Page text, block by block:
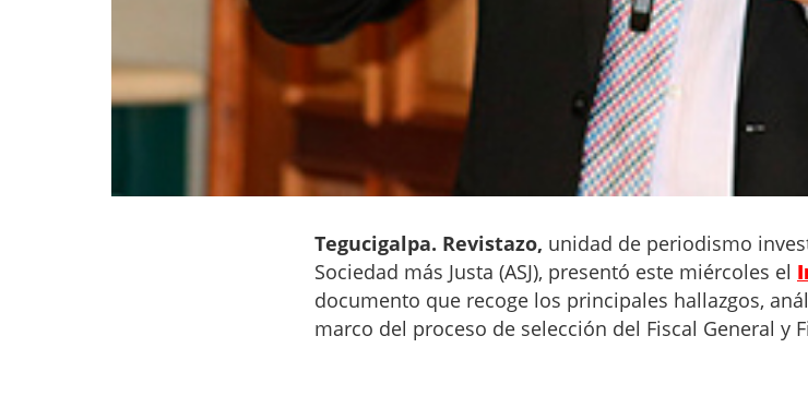
Tegucigalpa. Revistazo, unidad de periodismo
Sociedad más Justa (ASJ), presentó este miércoles el
documento que recoge los principales hallazgos,
marco del proceso de selección del Fiscal General y